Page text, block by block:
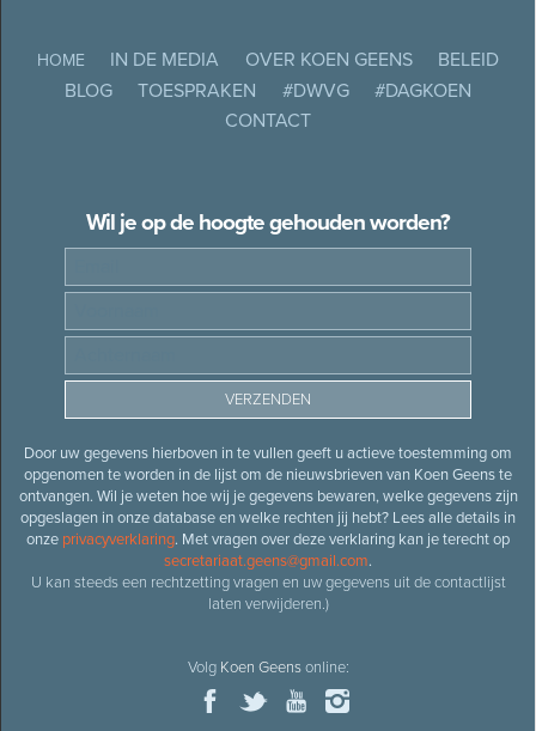
HOME IN DE MEDIA OVER KOEN GEENS
BELEID
BLOG
TOESPRAKEN #DWVG
#DAGKOEN
CONTACT
Wil je op de hoogte gehouden worden?
Door uw gegevens hierboven in te vullen geeft u actieve toestemming om
opgenomen te worden in de lijst om de nieuwsbrieven van Koen Geens te
ontvangen. Wil je weten hoe wij je gegevens bewaren, welke gegevens zijn
opgeslagen in onze database en welke rechten jij hebt? Lees alle details in
onze privacyverklaring. Met vragen over deze verklaring kan je terecht op
secretariaat.geens@gmail.com.
U kan steeds een rechtzetting vragen en uw gegevens uit de contactlijst
laten verwijderen.)
Volg Koen Geensonline: